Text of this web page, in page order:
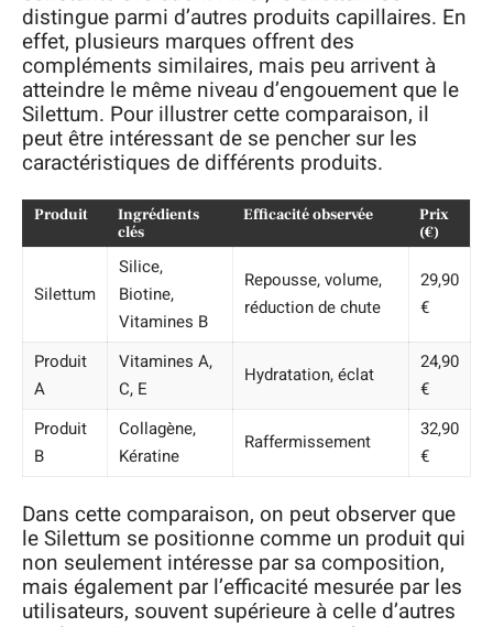
distingue parmi d’autres produits capillaires. En
effet, plusieurs marques offrent des
compléments similaires, mais peu arrivent à
atteindre le même niveau d’engouement que le
Silettum. Pour illustrer cette comparaison, il
peut être intéressant de se pencher sur les
caractéristiques de différents produits.
Produit
Ingrédients
clés
Efficacité observée
Prix
(€)
Silettum
Silice,
Biotine,
Vitamines B
Repousse, volume,
réduction de chute
29,90
€
Produit
A
Vitamines A,
C, E
Hydratation, éclat
24,90
€
Produit
B
Collagène,
Kératine
Raffermissement
32,90
€
Dans cette comparaison, on peut observer que
le Silettum se positionne comme un produit qui
non seulement intéresse par sa composition,
mais également par l’efficacité mesurée par les
utilisateurs, souvent supérieure à celle d’autres